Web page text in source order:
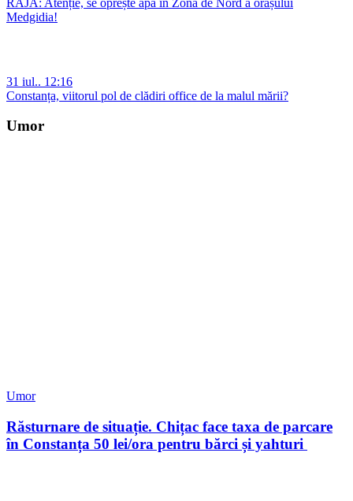
Medgidia!
31 iul.. 12:16
Constanța, viitorul pol de clădiri office de la malul mării?
Umor
Umor
Răsturnare de situație. Chițac face taxa de parcare
în Constanța 50 lei/ora pentru bărci și yahturi